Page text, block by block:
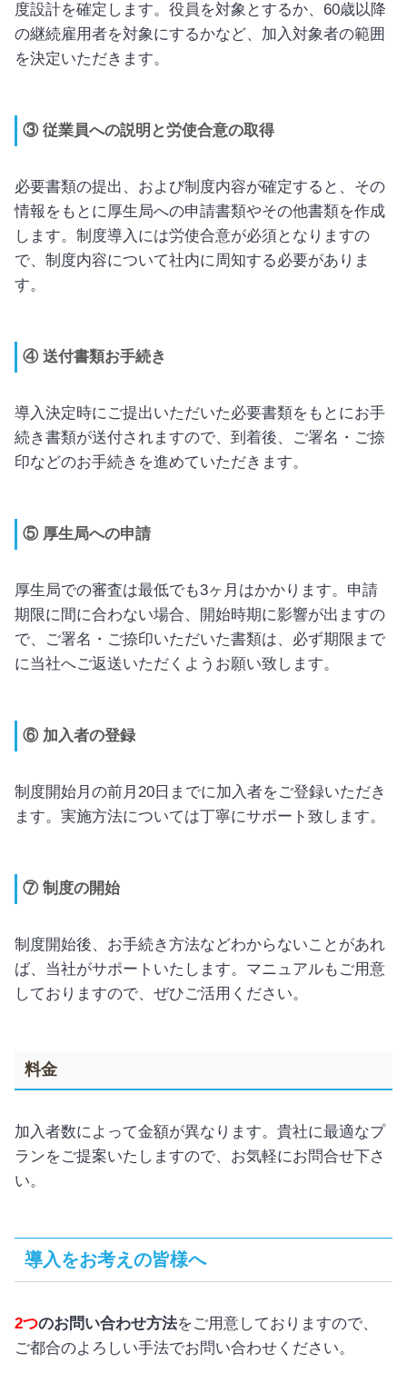
度設計を確定します。役員を対象とするか、60歳以降
の継続雇用者を対象にするかなど、加入対象者の範囲
を決定いただきます。
③ 従業員への説明と労使合意の取得
必要書類の提出、および制度内容が確定すると、その
情報をもとに厚生局への申請書類やその他書類を作成
します。制度導入には労使合意が必須となりますの
で、制度内容について社内に周知する必要がありま
す。
④ 送付書類お手続き
導入決定時にご提出いただいた必要書類をもとにお手
続き書類が送付されますので、到着後、ご署名・ご捺
印などのお手続きを進めていただきます。
⑤ 厚生局への申請
厚生局での審査は最低でも3ヶ月はかかります。申請
期限に間に合わない場合、開始時期に影響が出ますの
で、ご署名・ご捺印いただいた書類は、必ず期限まで
に当社へご返送いただくようお願い致します。
⑥ 加入者の登録
制度開始月の前月20日までに加入者をご登録いただき
ます。実施方法については丁寧にサポート致します。
⑦ 制度の開始
制度開始後、お手続き方法などわからないことがあれ
ば、当社がサポートいたします。マニュアルもご用意
しておりますので、ぜひご活用ください。
料金
加入者数によって金額が異なります。貴社に最適なプ
ランをご提案いたしますので、お気軽にお問合せ下さ
い。
導入をお考えの皆様へ
2つのお問い合わせ方法をご用意しておりますので、
ご都合のよろしい手法でお問い合わせください。